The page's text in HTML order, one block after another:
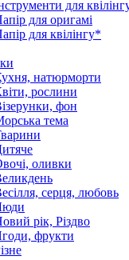
для
для оригамі
для квілінгу*
натюрморти
рослини
фон
тема
оливки
серця, любовь
рік, Різдво
фрукти